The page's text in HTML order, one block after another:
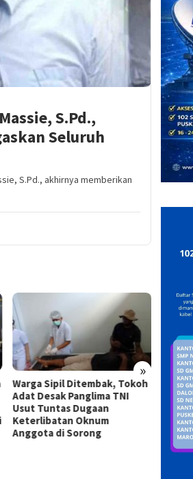
S.Pd.,
Seluruh
S.Pd., akhirnya memberikan
»
Warga Sipil Ditembak, Tokoh
Adat Desak Panglima TNI
Usut Tuntas Dugaan
Keterlibatan Oknum
Anggota di Sorong